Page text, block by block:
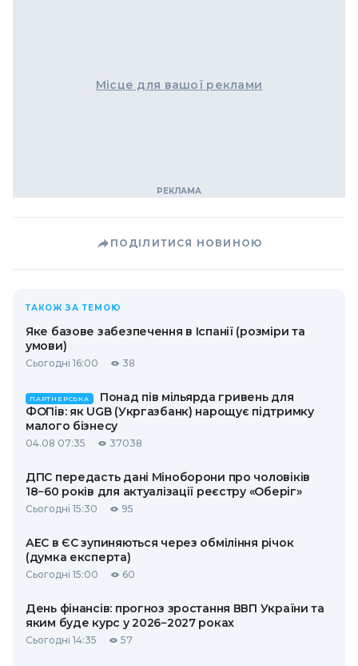
Місце для вашої реклами
ПОДІЛИТИСЯ НОВИНОЮ
ТАКОЖ ЗА ТЕМОЮ
Яке базове забезпечення в Іспанії (розміри та
умови)
Сьогодні 16:00 38
ПАРТНЕРСЬКА
Понад пів мільярда гривень для
ФОПів: як UGB (Укргазбанк) нарощує підтримку
малого бізнесу
04.08 07:35 37038
ДПС передасть дані Міноборони про чоловіків
18−60 років для актуалізації реєстру «Оберіг»
Сьогодні 15:30 95
АЕС в ЄС зупиняються через обміління річок
(думка експерта)
Сьогодні 15:00 60
День фінансів: прогноз зростання ВВП України та
яким буде курс у 2026−2027 роках
Сьогодні 14:35 57